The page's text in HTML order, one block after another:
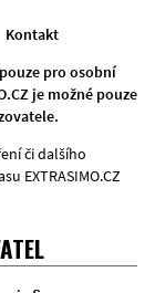
Kontakt
pouze pro osobní
je možné pouze
či dalšího
EXTRASIMO.CZ